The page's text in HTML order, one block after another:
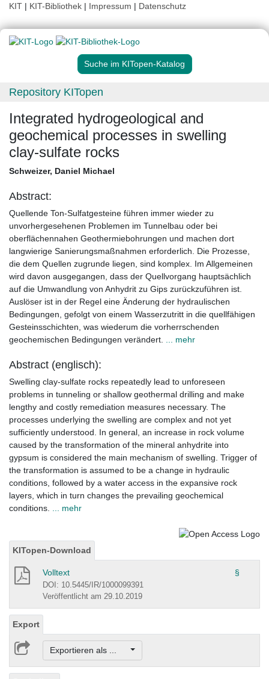
KIT | KIT-Bibliothek | Impressum | Datenschutz
Suche im KITopen-Katalog
Repository KITopen
Integrated hydrogeological and
geochemical processes in swelling
clay-sulfate rocks
Schweizer, Daniel Michael
Abstract:
Quellende Ton-Sulfatgesteine führen immer wieder zu
unvorhergesehenen Problemen im Tunnelbau oder bei
oberflächennahen Geothermiebohrungen und machen dort
langwierige Sanierungsmaßnahmen erforderlich. Die Prozesse,
die dem Quellen zugrunde liegen, sind komplex. Im Allgemeinen
wird davon ausgegangen, dass der Quellvorgang hauptsächlich
auf die Umwandlung von Anhydrit zu Gips zurückzuführen ist.
Auslöser ist in der Regel eine Änderung der hydraulischen
Bedingungen, gefolgt von einem Wasserzutritt in die quellfähigen
Gesteinsschichten, was wiederum die vorherrschenden
geochemischen Bedingungen verändert.
... mehr
Abstract (englisch):
Swelling clay-sulfate rocks repeatedly lead to unforeseen
problems in tunneling or shallow geothermal drilling and make
lengthy and costly remediation measures necessary. The
processes underlying the swelling are complex and not yet
sufficiently understood. In general, an increase in rock volume
caused by the transformation of the mineral anhydrite into
gypsum is considered the main mechanism of swelling. Trigger of
the transformation is assumed to be a change in hydraulic
conditions, followed by a water access in the expansive rock
layers, which in turn changes the prevailing geochemical
conditions.
... mehr
KITopen-Download
Volltext §
DOI: 10.5445/IR/1000099391
Veröffentlicht am 29.10.2019
Export
Exportieren als ...